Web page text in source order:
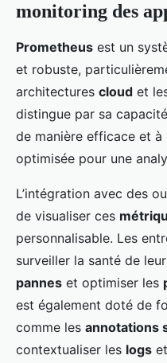
monitoring des
Prometheus est un
et robuste,
architectures cloud et
distingue par sa
de manière efficace et
optimisée pour une
L’intégration avec des
de visualiser ces
personnalisable. Les
surveiller la santé de
pannes et optimiser les
est également doté de
comme les annotations
contextualiser les logs